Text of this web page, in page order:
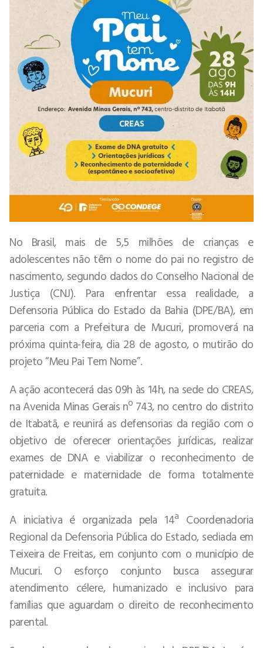
No Brasil, mais de 5,5 milhões de crianças e
adolescentes não têm o nome do pai no registro de
nascimento, segundo dados do Conselho Nacional de
Justiça (CNJ). Para enfrentar essa realidade, a
Defensoria Pública do Estado da Bahia (DPE/BA), em
parceria com a Prefeitura de Mucuri, promoverá na
próxima quinta-feira, dia 28 de agosto, o mutirão do
projeto “Meu Pai Tem Nome”.
A ação acontecerá das 09h às 14h, na sede do CREAS,
na Avenida Minas Gerais nº 743, no centro do distrito
de Itabatã, e reunirá as defensorias da região com o
objetivo de oferecer orientações jurídicas, realizar
exames de DNA e viabilizar o reconhecimento de
paternidade e maternidade de forma totalmente
gratuita.
A iniciativa é organizada pela 14ª Coordenadoria
Regional da Defensoria Pública do Estado, sediada em
Teixeira de Freitas, em conjunto com o município de
Mucuri. O esforço conjunto busca assegurar
atendimento célere, humanizado e inclusivo para
famílias que aguardam o direito de reconhecimento
parental.